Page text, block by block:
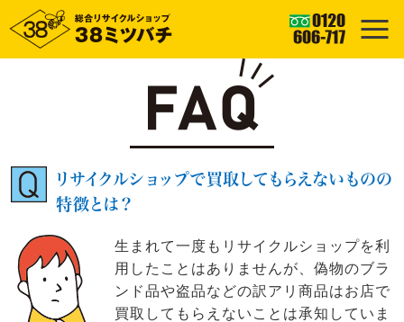
リサイクルショップで買取してもらえないものの
特徴とは？
生まれて一度もリサイクルショップを利
用したことはありませんが、偽物のブラ
ンド品や盗品などの訳アリ商品はお店で
買取してもらえないことは承知していま